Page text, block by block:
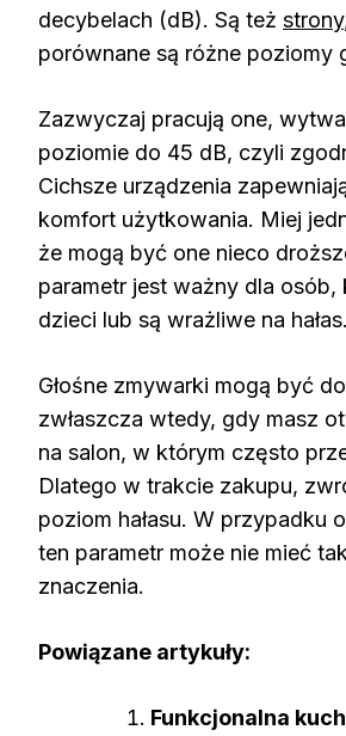
decybelach (dB). Są też strony
porównane są różne poziomy
Zazwyczaj pracują one,
poziomie do 45 dB, czyli
Cichsze urządzenia
komfort użytkowania. Miej
że mogą być one nieco
parametr jest ważny dla osób,
dzieci lub są wrażliwe na hałas.
Głośne zmywarki mogą być
zwłaszcza wtedy, gdy masz
na salon, w którym często
Dlatego w trakcie zakupu,
poziom hałasu. W przypadku
ten parametr może nie mieć
znaczenia.
Powiązane artykuły:
Funkcjonalna